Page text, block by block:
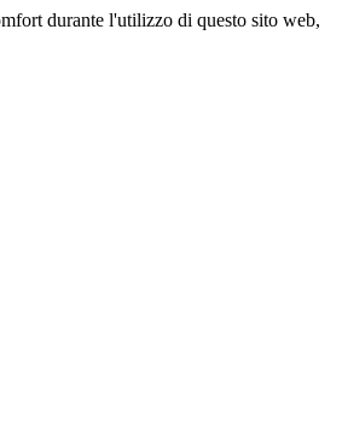
durante l'utilizzo di questo sito web,